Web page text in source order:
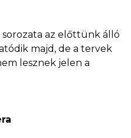
az előttünk álló
majd, de a tervek
lesznek jelen a